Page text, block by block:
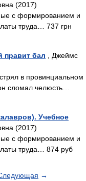
(2017)
с формированием и
труда… 737 грн
правит бал , Джеймс
в провинциальном
сломал челюсть…
Учебное
(2017)
с формированием и
труда… 874 руб
→